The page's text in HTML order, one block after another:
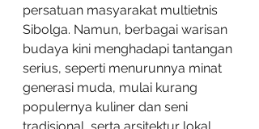
persatuan masyarakat multietnis
Sibolga. Namun, berbagai warisan
budaya kini menghadapi tantangan
serius, seperti menurunnya minat
generasi muda, mulai kurang
populernya kuliner dan seni